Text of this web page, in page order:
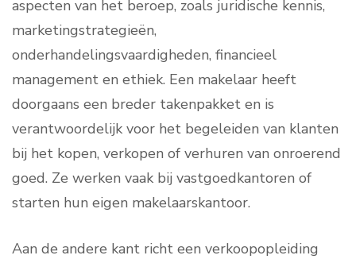
aspecten van het beroep, zoals juridische kennis,
marketingstrategieën,
onderhandelingsvaardigheden, financieel
management en ethiek. Een makelaar heeft
doorgaans een breder takenpakket en is
verantwoordelijk voor het begeleiden van klanten
bij het kopen, verkopen of verhuren van onroerend
goed. Ze werken vaak bij vastgoedkantoren of
starten hun eigen makelaarskantoor.
Aan de andere kant richt een verkoopopleiding